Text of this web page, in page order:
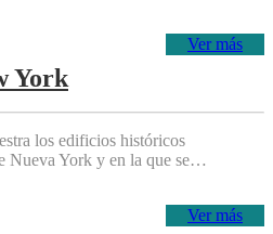
Ver más
York
los edificios históricos
Nueva York y en la que se…
Ver más